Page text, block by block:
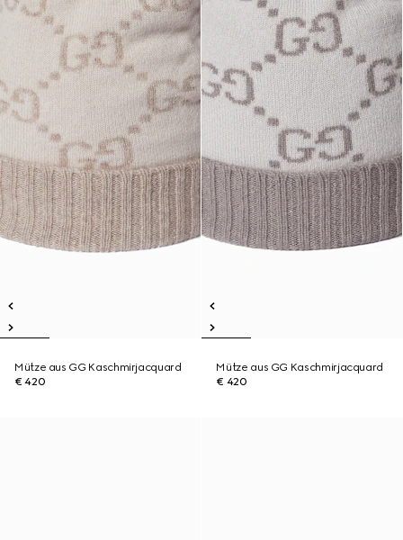
Mütze aus GG Kaschmirjacquard
€ 420
Mütze aus GG Kaschmirjacquard
€ 420